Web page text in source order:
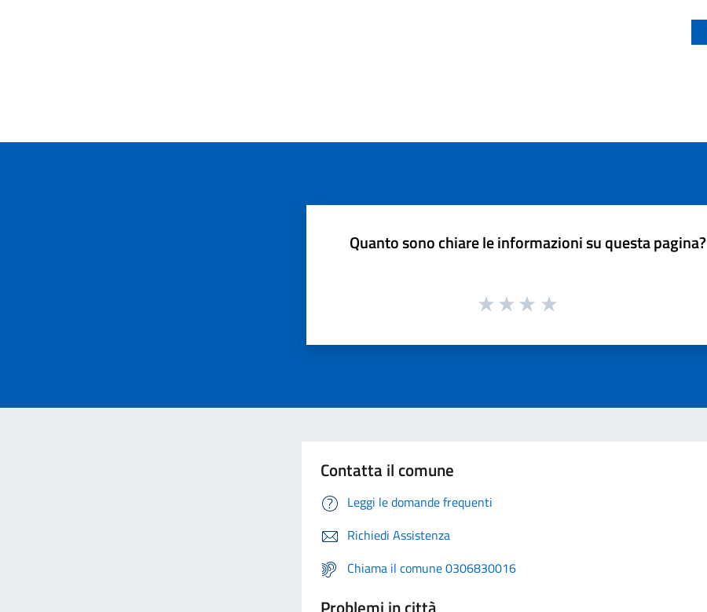
Quanto sono chiare le informazioni su questa pagina?
Contatta il comune
Leggi le domande frequenti
Richiedi Assistenza
Chiama il comune 0306830016
Problemi in città